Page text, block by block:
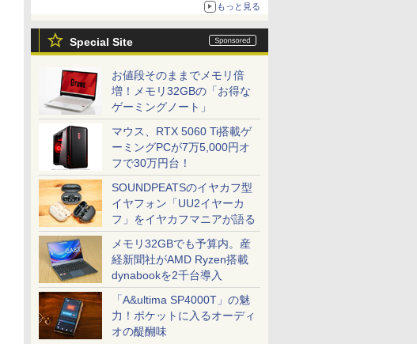
もっと見る
Special Site
お値段そのままでメモリ倍
増！メモリ32GBの「お得な
ゲーミングノート」
マウス、RTX 5060 Ti搭載ゲ
ーミングPCが7万5,000円オ
フで30万円台！
SOUNDPEATSのイヤカフ型
イヤフォン「UU2イヤーカ
フ」をイヤカフマニアが語る
メモリ32GBでも予算内。産
経新聞社がAMD Ryzen搭載
dynabookを2千台導入
「A&ultima SP4000T」の魅
力！ポケットに入るオーディ
オの醍醐味